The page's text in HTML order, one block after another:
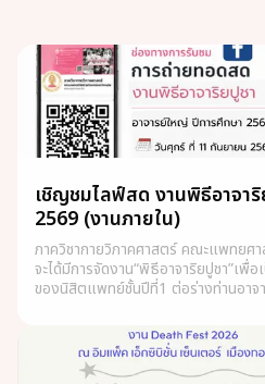
เชิญชมไลฟ์สด งานพิธีอาจา
2569 (งานภายใน)
ภาควิชากายวิภาคศาสตร์ คณะแพทยศ
จะได้มีการจัดงาน“พิธีอาจาริยปูชา”เ
ของนิสิตแพทย์ชั้นปีที่1 ต่อร่างท่านอาจารย์ใหญ่ก่อนเปิดการศึกษาร่าง
บังสุกุล ในวันศุกร์ที่ 11 กันยายน